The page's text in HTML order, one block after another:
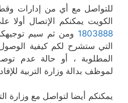
للتواصل مع أي من إدارات
الكويت يمكنكم الإتصال أولا
1803888 ومن ثم سيم
التي ستشرح لكم كيفية الوصول
المطلوبة ، أو حالة عدم
لموظف بدالة وزارة التربية
​​​يمكنكم أيضا لتواصل مع وزارة